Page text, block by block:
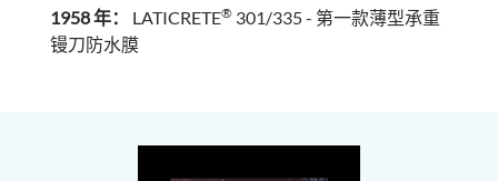
1958 年： LATICRETE® 301/335 - 第一款薄型承重
镘刀防水膜